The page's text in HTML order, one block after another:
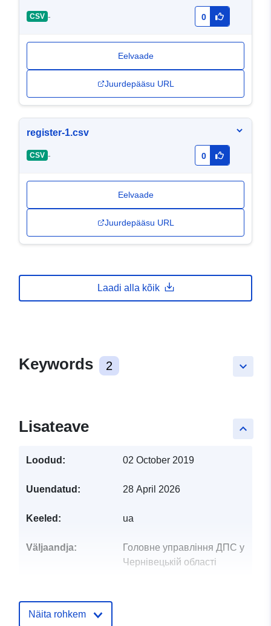
CSV - 0
Eelvaade
Juurdepääsu URL
register-1.csv
CSV - 0
Eelvaade
Juurdepääsu URL
Laadi alla kõik
keyboard_arrow_down
Keywords 2
keyboard_arrow_up
Lisateave
Loodud: 02 October 2019
Uuendatud: 28 April 2026
Keeled: ua
Väljaandja:
Головне управління ДПС у
Чернівецькій області
Näita rohkem